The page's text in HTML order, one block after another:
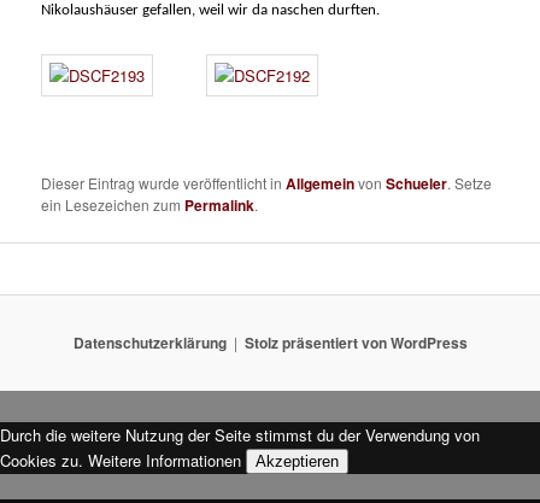
Nikolaushäuser gefallen, weil wir da naschen durften.
Dieser Eintrag wurde veröffentlicht inAllgemeinvonSchueler. Setze
ein Lesezeichen zum Permalink.
Datenschutzerklärung Stolz präsentiert von WordPress
Durch die weitere Nutzung der Seite stimmst du der Verwendung von
Cookies zu. Weitere Informationen Akzeptieren